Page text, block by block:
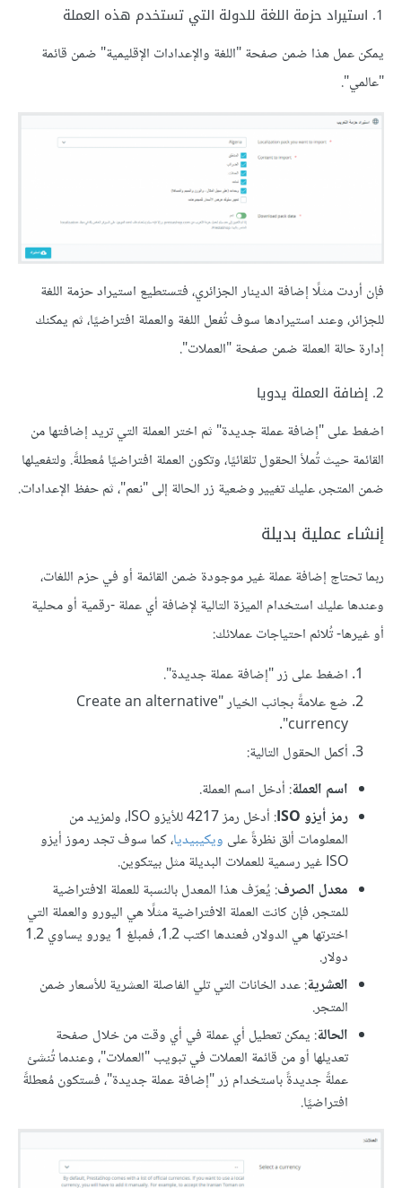
1. استيراد حزمة اللغة للدولة التي تستخدم هذه العملة
يمكن عمل هذا ضمن صفحة "اللغة والإعدادات الإقليمية" ضمن قائمة
"عالمي".
فإن أردت مثلًا إضافة الدينار الجزائري، فتستطيع استيراد حزمة اللغة
للجزائر، وعند استيرادها سوف تُفعل اللغة والعملة افتراضيًا، ثم يمكنك
إدارة حالة العملة ضمن صفحة "العملات".
2. إضافة العملة يدويا
اضغط على "إضافة عملة جديدة" ثم اختر العملة التي تريد إضافتها من
القائمة حيث تُملأ الحقول تلقائيًا، وتكون العملة افتراضيًا مُعطلةً. ولتفعيلها
ضمن المتجر، عليك تغيير وضعية زر الحالة إلى "نعم"، ثم حفظ الإعدادات.
إنشاء عملية بديلة
ربما تحتاج إضافة عملة غير موجودة ضمن القائمة أو في حزم اللغات،
وعندها عليك استخدام الميزة التالية لإضافة أي عملة -رقمية أو محلية
أو غيرها- تُلائم احتياجات عملائك:
اضغط على زر "إضافة عملة جديدة".
ضع علامةً بجانب الخيار "Create an alternative
currency".
أكمل الحقول التالية:
اسم العملة: أدخل اسم العملة.
رمز أيزو ISO
: أدخل رمز 4217 للأيزو ISO، ولمزيد من
المعلومات ألق نظرةً على ويكيبيديا، كما سوف تجد رموز أيزو
ISO غير رسمية للعملات البديلة مثل بيتكوين.
معدل الصرف: يُعرّف هذا المعدل بالنسبة للعملة الافتراضية
للمتجر، فإن كانت العملة الافتراضية مثلًا هي اليورو والعملة التي
اخترتها هي الدولار، فعندها اكتب 1.2، فمبلغ 1 يورو يساوي 1.2
دولار.
العشرية: عدد الخانات التي تلي الفاصلة العشرية للأسعار ضمن
المتجر.
الحالة: يمكن تعطيل أي عملة في أي وقت من خلال صفحة
تعديلها أو من قائمة العملات في تبويب "العملات"، وعندما تُنشئ
عملةً جديدةً باستخدام زر "إضافة عملة جديدة"، فستكون مُعطلةً
افتراضيًا.